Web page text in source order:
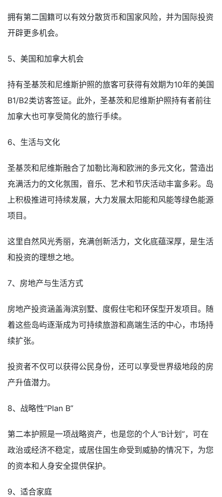
拥有第二国籍可以有效分散货币和国家风险，并为国际投资
开辟更多机会。
5、美国和加拿大机会
持有圣基茨和尼维斯护照的旅客可获得有效期为10年的美国
B1/B2类访客签证。此外，圣基茨和尼维斯护照持有者前往
加拿大也可享受简化的旅行手续。
6、生活与文化
圣基茨和尼维斯融合了加勒比海和欧洲的多元文化，营造出
充满活力的文化氛围，音乐、艺术和节庆活动丰富多彩。岛
上积极推进可持续发展，大力发展太阳能和风能等绿色能源
项目。
这里自然风光秀丽，充满创新活力，文化底蕴深厚，是生活
和投资的理想之地。
7、房地产与生活方式
房地产投资涵盖海滨别墅、度假住宅和环保型开发项目。随
着这些岛屿逐渐成为可持续旅游和高端生活的中心，市场持
续扩张。
投资者不仅可以获得公民身份，还可以享受世界级地段的房
产升值潜力。
8、战略性”Plan B”
第二本护照是一项战略资产，也是您的个人“B计划”，可在
政治或经济不稳定，或居住国生命受到威胁的情况下，为您
的资本和人身安全提供保护。
9、适合家庭